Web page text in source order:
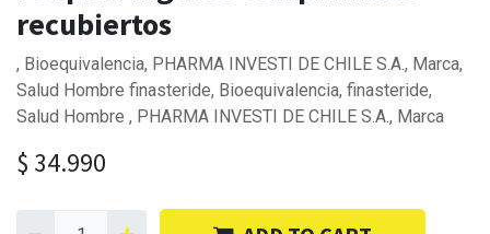
recubiertos
, Bioequivalencia, PHARMA INVESTI DE CHILE S.A., Marca,
Salud Hombre finasteride, Bioequivalencia, finasteride,
Salud Hombre , PHARMA INVESTI DE CHILE S.A., Marca
$ 34.990